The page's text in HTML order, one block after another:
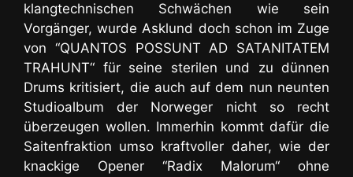
klangtechnischen Schwächen wie sein
Vorgänger, wurde Asklund doch schon im Zuge
von “QUANTOS POSSUNT AD SATANITATEM
TRAHUNT“ für seine sterilen und zu dünnen
Drums kritisiert, die auch auf dem nun neunten
Studioalbum der Norweger nicht so recht
überzeugen wollen. Immerhin kommt dafür die
Saitenfraktion umso kraftvoller daher, wie der
knackige Opener “Radix Malorum“ ohne